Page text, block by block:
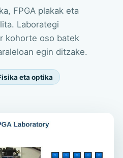
FPGA plakak eta
Laborategi
kohorte oso batek
egin ditzake.
eta optika